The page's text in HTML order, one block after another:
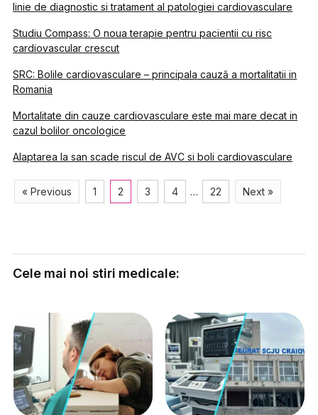
linie de diagnostic si tratament al patologiei cardiovasculare
Studiu Compass: O noua terapie pentru pacientii cu risc
cardiovascular crescut
SRC: Bolile cardiovasculare – principala cauză a mortalitatii in
Romania
Mortalitate din cauze cardiovasculare este mai mare decat in
cazul bolilor oncologice
Alaptarea la san scade riscul de AVC si boli cardiovasculare
« Previous 1 2 3 4 … 22 Next »
Cele mai noi stiri medicale: